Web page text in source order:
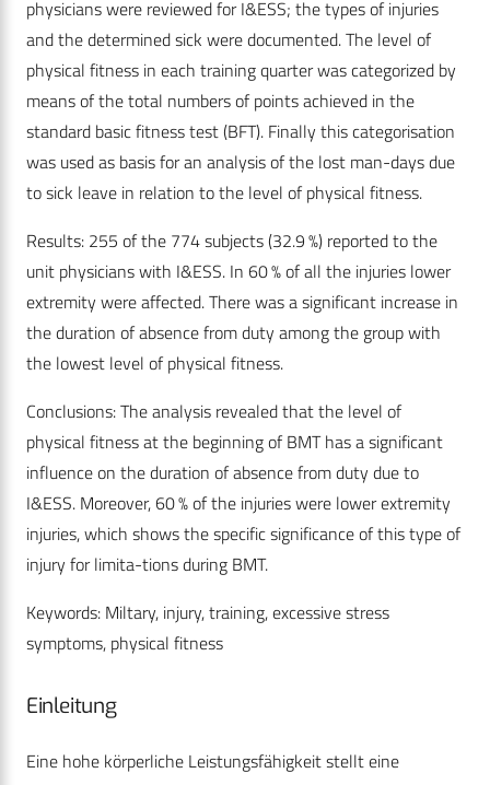
physicians were reviewed for I&ESS; the types of injuries
and the determined sick were documented. The level of
physical fitness in each training quarter was categorized by
means of the total numbers of points achieved in the
standard basic fitness test (BFT). Finally this categorisation
was used as basis for an analysis of the lost man-days due
to sick leave in relation to the level of physical fitness.
Results: 255 of the 774 subjects (32.9 %) reported to the
unit physicians with I&ESS. In 60 % of all the injuries lower
extremity were affected. There was a significant increase in
the duration of absence from duty among the group with
the lowest level of physical fitness.
Conclusions: The analysis revealed that the level of
physical fitness at the beginning of BMT has a significant
influence on the duration of absence from duty due to
I&ESS. Moreover, 60 % of the injuries were lower extremity
injuries, which shows the specific significance of this type of
injury for limita-tions during BMT.
Keywords: Miltary, injury, training, excessive stress
symptoms, physical fitness
Einleitung
Eine hohe körperliche Leistungsfähigkeit stellt eine